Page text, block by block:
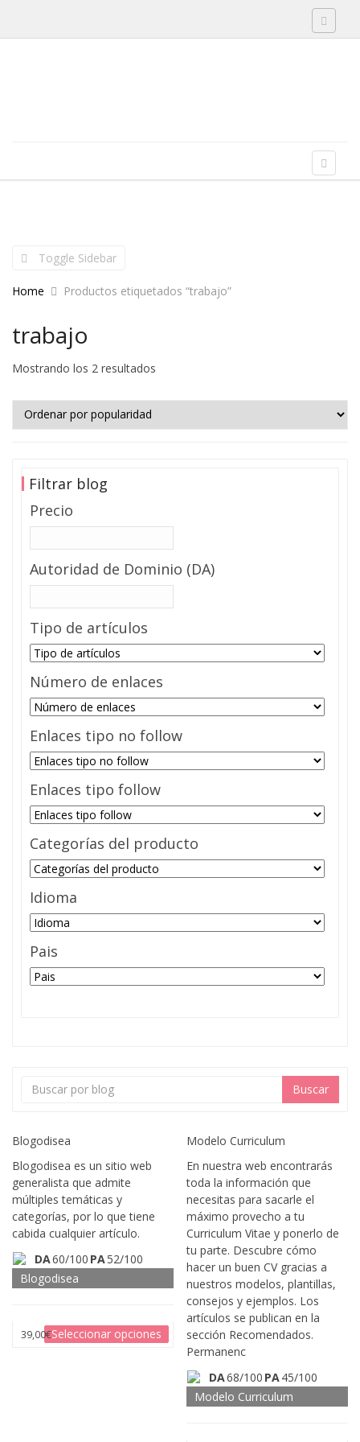
Toggle Sidebar
Home Productos etiquetados “trabajo”
trabajo
Mostrando los 2 resultados
Filtrar blog
Precio
Autoridad de Dominio (DA)
Tipo de artículos
Número de enlaces
Enlaces tipo no follow
Enlaces tipo follow
Categorías del producto
Idioma
Pais
Buscar
Blogodisea
Blogodisea es un sitio web
generalista que admite
múltiples temáticas y
categorías, por lo que tiene
cabida cualquier artículo.
DA60/100 PA52/100
Blogodisea
39,00€Seleccionar opciones
Modelo Curriculum
En nuestra web encontrarás
toda la información que
necesitas para sacarle el
máximo provecho a tu
Curriculum Vitae y ponerlo de
tu parte. Descubre cómo
hacer un buen CV gracias a
nuestros modelos, plantillas,
consejos y ejemplos. Los
artículos se publican en la
sección Recomendados.
Permanenc
DA68/100 PA45/100
Modelo Curriculum